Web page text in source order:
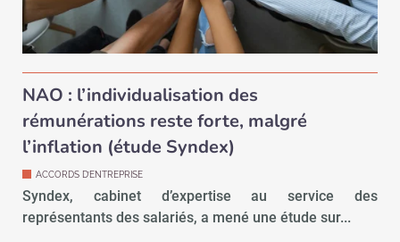
NAO : l’individualisation des
rémunérations reste forte, malgré
l’inflation (étude Syndex)
ACCORDS D’ENTREPRISE
Syndex, cabinet d’expertise au service des
représentants des salariés, a mené une étude sur...